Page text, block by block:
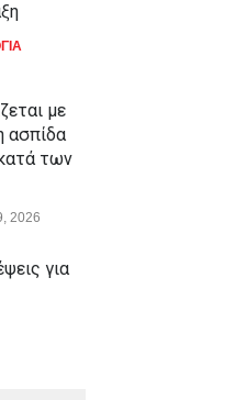
με
ασπίδα
των
2026
για